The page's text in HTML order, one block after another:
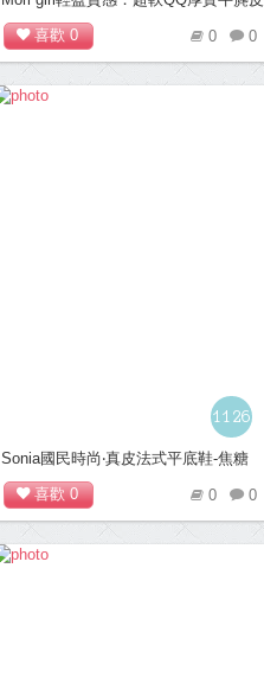
平底便鞋＊紅
喜歡0 0
0
1126
Sonia國民時尚‧真皮法式平底鞋-焦糖
喜歡0 0
0